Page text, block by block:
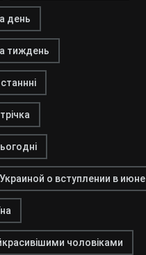
день
тиждень
о вступлении в июне
чоловіками